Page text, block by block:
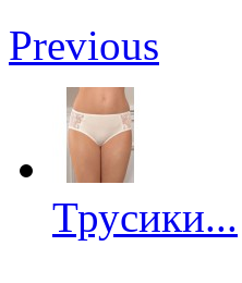
Previous
Трусики...